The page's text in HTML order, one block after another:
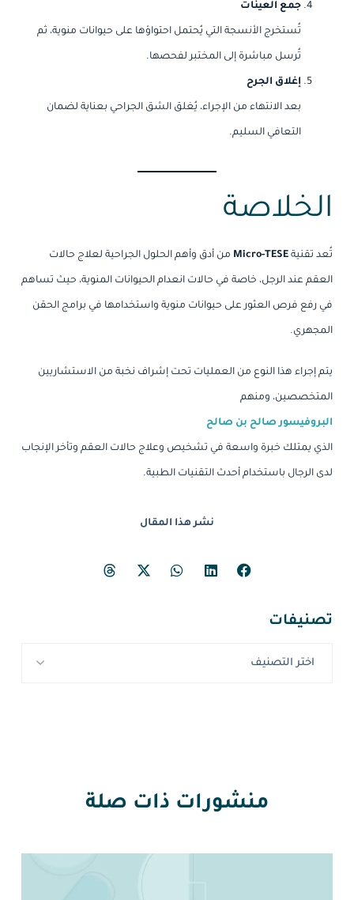
جمع العينات
تُستخرج الأنسجة التي يُحتمل احتواؤها على حيوانات منوية، ثم
تُرسل مباشرة إلى المختبر لفحصها.
إغلاق الجرح
بعد الانتهاء من الإجراء، يُغلق الشق الجراحي بعناية لضمان
التعافي السليم.
الخلاصة
تُعد تقنية Micro-TESE من أدق وأهم الحلول الجراحية لعلاج حالات
العقم عند الرجل، خاصة في حالات انعدام الحيوانات المنوية، حيث تساهم
في رفع فرص العثور على حيوانات منوية واستخدامها في برامج الحقن
المجهري.
يتم إجراء هذا النوع من العمليات تحت إشراف نخبة من الاستشاريين
المتخصصين، ومنهم
البروفيسور صالح بن صالح
الذي يمتلك خبرة واسعة في تشخيص وعلاج حالات العقم وتأخر الإنجاب
لدى الرجال باستخدام أحدث التقنيات الطبية.
نشر هذا المقال
تصنيفات
اختر التصنيف
منشورات ذات صلة